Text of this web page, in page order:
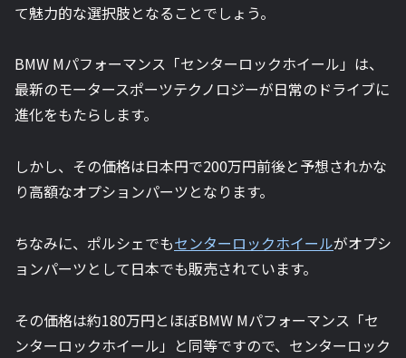
て魅力的な選択肢となることでしょう。
BMW Mパフォーマンス「センターロックホイール」は、
最新のモータースポーツテクノロジーが日常のドライブに
進化をもたらします。
しかし、その価格は日本円で200万円前後と予想されかな
り高額なオプションパーツとなります。
ちなみに、ポルシェでもセンターロックホイールがオプシ
ョンパーツとして日本でも販売されています。
その価格は約180万円とほぼBMW Mパフォーマンス「セ
ンターロックホイール」と同等ですので、センターロック